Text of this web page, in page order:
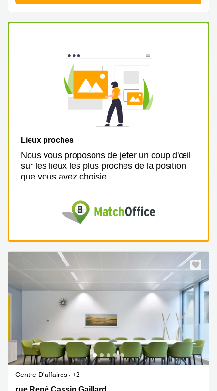
Lieux proches
Nous vous proposons de jeter un coup d'œil
sur les lieux les plus proches de la position
que vous avez choisie.
Centre D'affaires
+2
18 rue René Cassin,Gaillard, Saint-Julien-en-Genevois